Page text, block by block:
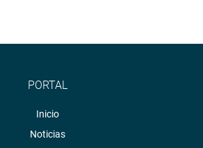
PORTAL
Inicio
Noticias